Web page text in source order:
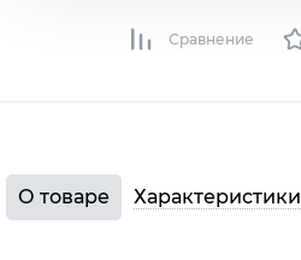
Сравнение
О товаре Характеристики